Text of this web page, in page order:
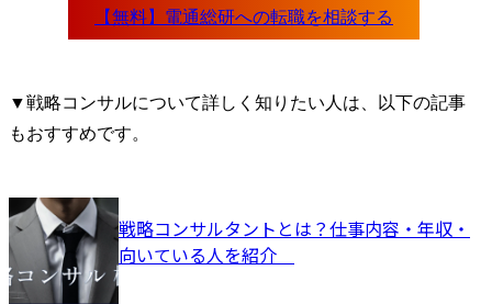
▼戦略コンサルについて詳しく知りたい人は、以下の記事
もおすすめです。
戦略コンサルタントとは？仕事内容・年収・